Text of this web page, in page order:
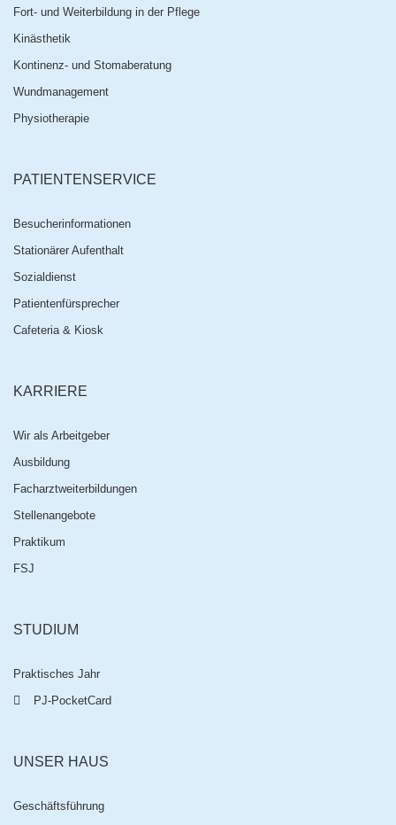
Fort- und Weiterbildung in der Pflege
Kinästhetik
Kontinenz- und Stomaberatung
Wundmanagement
Physiotherapie
PATIENTENSERVICE
Besucherinformationen
Stationärer Aufenthalt
Sozialdienst
Patientenfürsprecher
Cafeteria & Kiosk
KARRIERE
Wir als Arbeitgeber
Ausbildung
Facharztweiterbildungen
Stellenangebote
Praktikum
FSJ
STUDIUM
Praktisches Jahr
PJ-PocketCard
UNSER HAUS
Geschäftsführung